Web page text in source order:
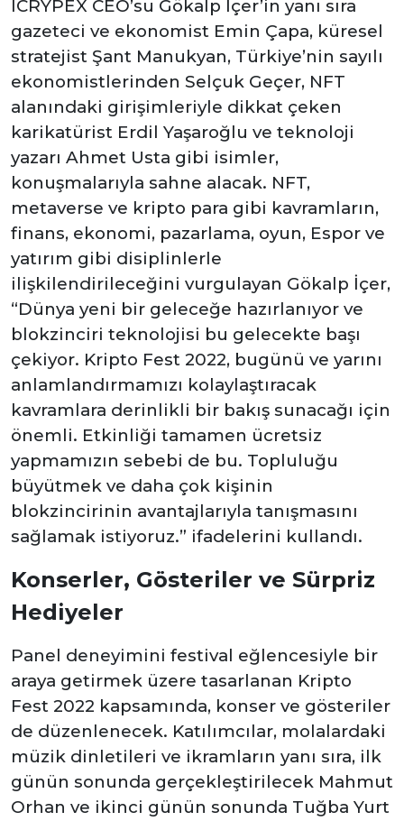
ICRYPEX CEO’su Gökalp İçer’in yanı sıra
gazeteci ve ekonomist Emin Çapa, küresel
stratejist Şant Manukyan, Türkiye’nin sayılı
ekonomistlerinden Selçuk Geçer, NFT
alanındaki girişimleriyle dikkat çeken
karikatürist Erdil Yaşaroğlu ve teknoloji
yazarı Ahmet Usta gibi isimler,
konuşmalarıyla sahne alacak. NFT,
metaverse ve kripto para gibi kavramların,
finans, ekonomi, pazarlama, oyun, Espor ve
yatırım gibi disiplinlerle
ilişkilendirileceğini vurgulayan Gökalp İçer,
“Dünya yeni bir geleceğe hazırlanıyor ve
blokzinciri teknolojisi bu gelecekte başı
çekiyor. Kripto Fest 2022, bugünü ve yarını
anlamlandırmamızı kolaylaştıracak
kavramlara derinlikli bir bakış sunacağı için
önemli. Etkinliği tamamen ücretsiz
yapmamızın sebebi de bu. Topluluğu
büyütmek ve daha çok kişinin
blokzincirinin avantajlarıyla tanışmasını
sağlamak istiyoruz.” ifadelerini kullandı.
Konserler, Gösteriler ve Sürpriz
Hediyeler
Panel deneyimini festival eğlencesiyle bir
araya getirmek üzere tasarlanan Kripto
Fest 2022 kapsamında, konser ve gösteriler
de düzenlenecek. Katılımcılar, molalardaki
müzik dinletileri ve ikramların yanı sıra, ilk
günün sonunda gerçekleştirilecek Mahmut
Orhan ve ikinci günün sonunda Tuğba Yurt